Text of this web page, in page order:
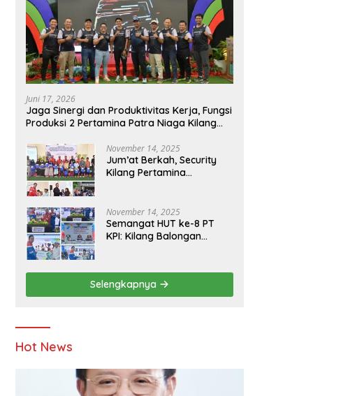
Juni 17, 2026
Jaga Sinergi dan Produktivitas Kerja, Fungsi
Produksi 2 Pertamina Patra Niaga Kilang
November 14, 2025
Jum’at Berkah, Security
Kilang Pertamina
November 14, 2025
Semangat HUT ke-8 PT
KPI: Kilang Balongan
Berbagi Bersama
Penyandang Disabilitas
dan Yayasan Pendidikan
Selengkapnya
Hot News